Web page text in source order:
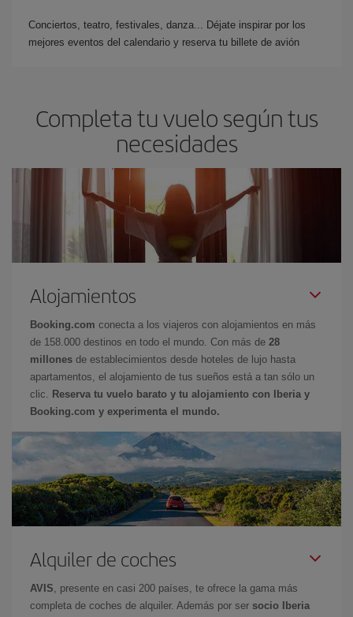
Conciertos, teatro, festivales, danza... Déjate inspirar por los
mejores eventos del calendario y reserva tu billete de avión
Completa tu vuelo según tus
necesidades
Alojamientos
Booking.com conecta a los viajeros con alojamientos en más
de 158.000 destinos en todo el mundo. Con más de 28
millones de establecimientos desde hoteles de lujo hasta
apartamentos, el alojamiento de tus sueños está a tan sólo un
clic.
Reserva tu vuelo barato y tu alojamiento con Iberia y
Booking.com y experimenta el mundo.
Alquiler de coches
AVIS , presente en casi 200 países, te ofrece la gama más
completa de coches de alquiler. Además por ser socio Iberia